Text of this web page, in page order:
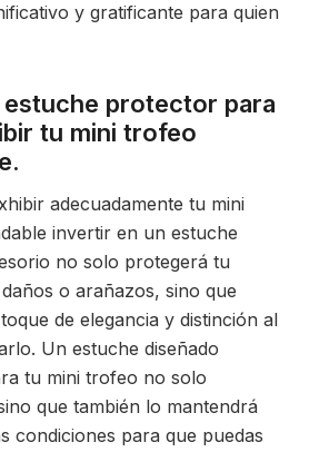
y gratificante para quien
protector para
tu mini trofeo
adecuadamente tu mini
invertir en un estuche
no solo protegerá tu
o arañazos, sino que
de elegancia y distinción al
Un estuche diseñado
tu mini trofeo no solo
que también lo mantendrá
condiciones para que puedas